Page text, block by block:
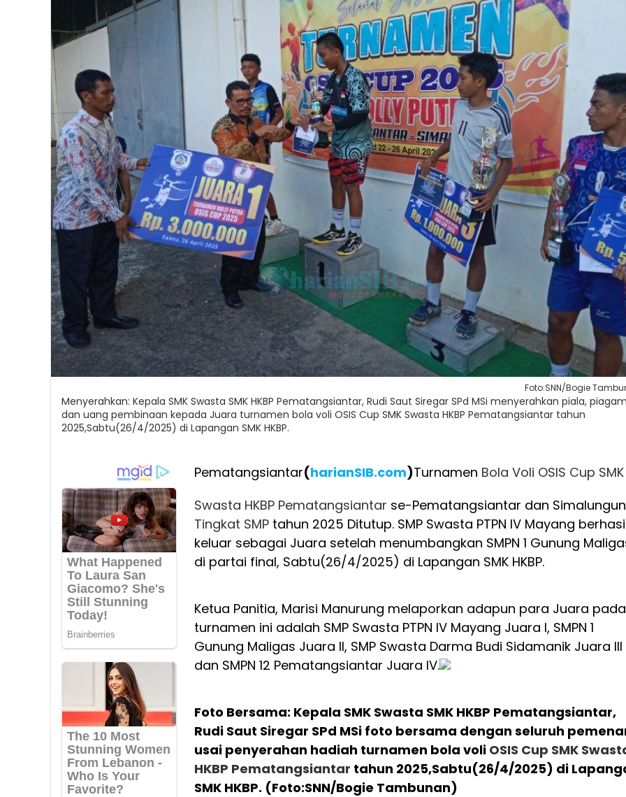
Foto:SNN/Bogie
Menyerahkan: Kepala SMK Swasta SMK HKBP Pematangsiantar, Rudi Saut Siregar SPd MSi menyerahkan piala, piagam
dan uang pembinaan kepada Juara turnamen bola voli OSIS Cup SMK Swasta HKBP Pematangsiantar tahun
2025,Sabtu(26/4/2025) di Lapangan SMK HKBP.
Pematangsiantar(harianSIB.com)Turnamen Bola Voli OSIS Cup SMK
Swasta HKBP Pematangsiantar se-Pematangsiantar dan Simalungun
Tingkat SMP tahun 2025 Ditutup. SMP Swasta PTPN IV Mayang
keluar sebagai Juara setelah menumbangkan SMPN 1 Gunung
di partai final, Sabtu(26/4/2025) di Lapangan SMK HKBP.
Ketua Panitia, Marisi Manurung melaporkan adapun para Juara pada
turnamen ini adalah SMP Swasta PTPN IV Mayang Juara I, SMPN 1
Gunung Maligas Juara II, SMP Swasta Darma Budi Sidamanik Juara III
dan SMPN 12 Pematangsiantar Juara IV.
Foto Bersama: Kepala SMK Swasta SMK HKBP Pematangsiantar,
Rudi Saut Siregar SPd MSi foto bersama dengan seluruh
usai penyerahan hadiah turnamen bola voli OSIS Cup SMK
HKBP Pematangsiantar tahun 2025,Sabtu(26/4/2025) di
SMK HKBP. (Foto:SNN/Bogie Tambunan)